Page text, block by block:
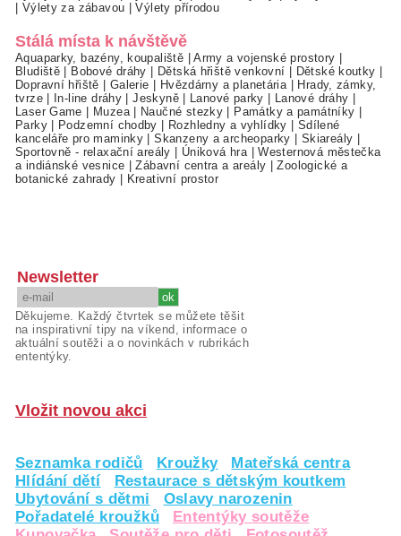
Výlety za zábavou |Výlety přírodou
Stálá místa k návštěvě
Aquaparky, bazény, koupaliště |Army a vojenské prostory
Bludiště
Bobové dráhy Dětská hřiště venkovní Dětské koutky
Dopravní hřiště
Galerie Hvězdárny a planetária
Hrady, zámky,
tvrze| In-line dráhy |Jeskyně| Lanové parky Lanové dráhy
Laser Game
Muzea| Naučné stezky Památky a památníky
Parky| Podzemní chodby Rozhledny a vyhlídky
Sdílené
kanceláře pro maminky |Skanzeny a archeoparky Skiareály
Sportovně - relaxační areály
Úniková hra |Westernová městečka
a indiánské vesnice |Zábavní centra a areály |Zoologické a
botanické zahrady
Kreativní prostor
Newsletter
Děkujeme. Každý čtvrtek se můžete těšit
na inspirativní tipy na víkend, informace o
aktuální soutěži a o novinkách v rubrikách
ententýky.
Vložit novou akci
Seznamka rodičů Kroužky
Mateřská centra
Hlídání dětí
Restaurace s dětským koutkem
Ubytování s dětmi
Oslavy narozenin
Pořadatelé kroužků
Ententýky soutěže